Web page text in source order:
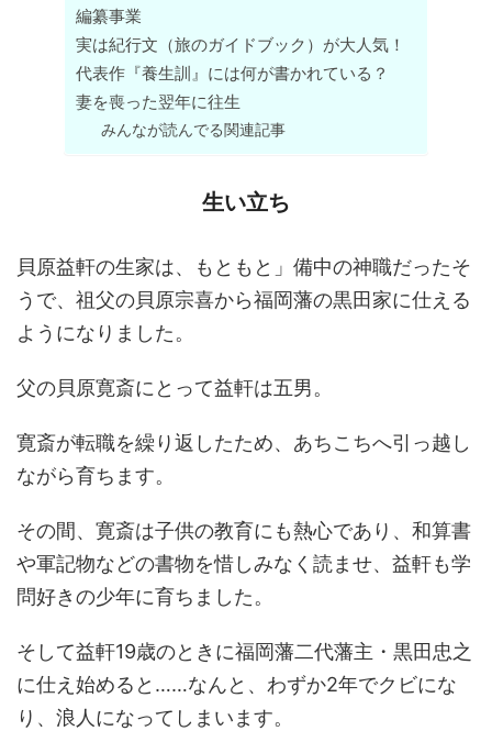
編纂事業
実は紀行文（旅のガイドブック）が大人気！
代表作『養生訓』には何が書かれている？
妻を喪った翌年に往生
みんなが読んでる関連記事
生い立ち
貝原益軒の生家は、もともと」備中の神職だったそ
うで、祖父の貝原宗喜から福岡藩の黒田家に仕える
ようになりました。
父の貝原寛斎にとって益軒は五男。
寛斎が転職を繰り返したため、あちこちへ引っ越し
ながら育ちます。
その間、寛斎は子供の教育にも熱心であり、和算書
や軍記物などの書物を惜しみなく読ませ、益軒も学
問好きの少年に育ちました。
そして益軒19歳のときに福岡藩二代藩主・黒田忠之
に仕え始めると……なんと、わずか2年でクビにな
り、浪人になってしまいます。